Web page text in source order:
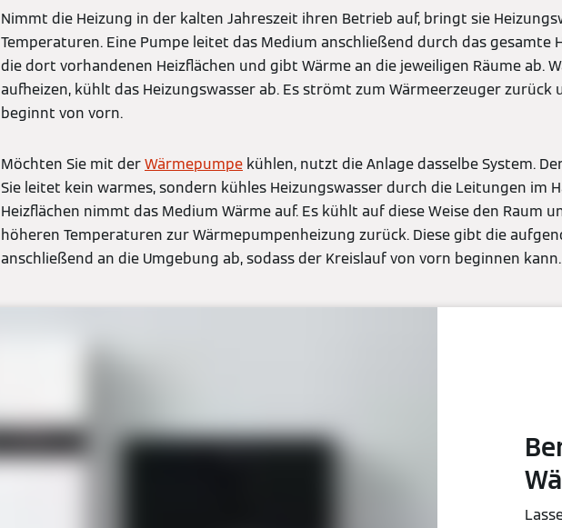
Nimmt die Heizung in der kalten Jahreszeit ihren Betrieb auf, bringt sie
Temperaturen. Eine Pumpe leitet das Medium anschließend durch das gesamte
die dort vorhandenen Heizflächen und gibt Wärme an die jeweiligen Räume ab.
aufheizen, kühlt das Heizungswasser ab. Es strömt zum Wärmeerzeuger zurück
beginnt von vorn.
Möchten Sie mit derWärmepumpe kühlen, nutzt die Anlage dasselbe System.
Sie leitet kein warmes, sondern kühles Heizungswasser durch die Leitungen im
Heizflächen nimmt das Medium Wärme auf. Es kühlt auf diese Weise den Raum
höheren Temperaturen zur Wärmepumpenheizung zurück. Diese gibt die
anschließend an die Umgebung ab, sodass der Kreislauf von vorn beginnen kann.